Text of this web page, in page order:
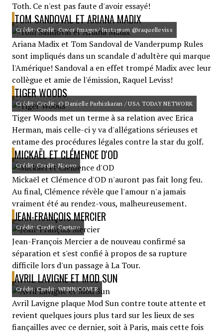
Toth. Ce n'est pas faute d'avoir essayé!
TOM SANDOVAL ET ARIANA MADIX
Crédit: Credit: Cover Images/ Instagram @raquelleviss
Ariana Madix et Tom Sandoval de Vanderpump Rules
sont impliqués dans un scandale d'adultère qui marque
l'Amérique! Sandoval a en effet trompé Madix avec leur
collègue et amie de l'émission, Raquel Leviss!
TIGER WOODS
Crédit: Credit: © Danielle Parhizkaran / USA TODAY NETWORK
Tiger Woods met un terme à sa relation avec Erica
Herman, mais celle-ci y va d'allégations sérieuses et
entame des procédures légales contre la star du golf.
MICKAËL ET CLÉMENCE D'OD
Crédit: Credit: Noovo
Mickaël et Clémence d'OD n'auront pas fait long feu.
Au final, Clémence révèle que l'amour n'a jamais
vraiment été au rendez-vous, malheureusement.
JEAN-FRANÇOIS MERCIER
Crédit: Credit: Capture
Jean-François Mercier a de nouveau confirmé sa
séparation et s'est confié à propos de sa rupture
difficile lors d'un passage à La Tour.
AVRIL LAVIGNE ET MOD SUN
Crédit: Credit: WENN/COVER
Avril Lavigne plaque Mod Sun contre toute attente et
revient quelques jours plus tard sur les lieux de ses
fiançailles avec ce dernier, soit à Paris, mais cette fois